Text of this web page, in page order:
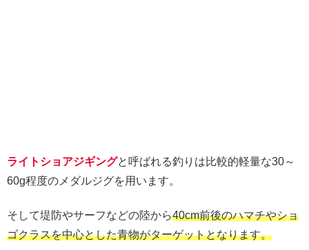
ライトショアジギングと呼ばれる釣りは比較的軽量な30～
60g程度のメダルジグを用います。
そして堤防やサーフなどの陸から40cm前後のハマチやショ
ゴクラスを中心とした青物がターゲットとなります。